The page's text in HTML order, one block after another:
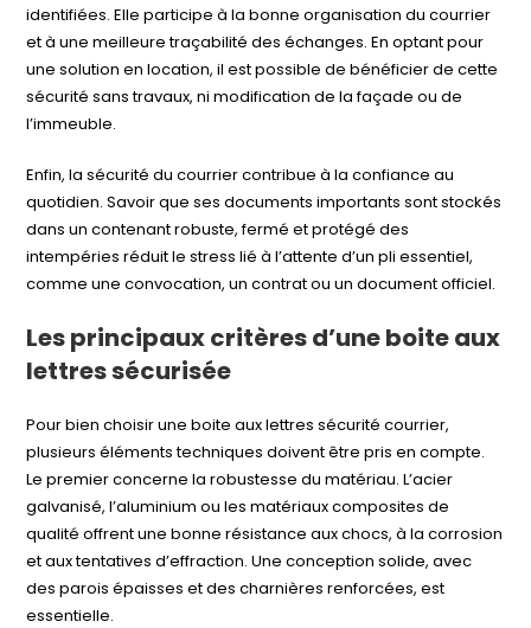
identifiées. Elle participe à la bonne organisation du courrier
et à une meilleure traçabilité des échanges. En optant pour
une solution en location, il est possible de bénéficier de cette
sécurité sans travaux, ni modification de la façade ou de
l’immeuble.
Enfin, la sécurité du courrier contribue à la confiance au
quotidien. Savoir que ses documents importants sont stockés
dans un contenant robuste, fermé et protégé des
intempéries réduit le stress lié à l’attente d’un pli essentiel,
comme une convocation, un contrat ou un document officiel.
Les principaux critères d’une boite aux
lettres sécurisée
Pour bien choisir une boite aux lettres sécurité courrier,
plusieurs éléments techniques doivent être pris en compte.
Le premier concerne la robustesse du matériau. L’acier
galvanisé, l’aluminium ou les matériaux composites de
qualité offrent une bonne résistance aux chocs, à la corrosion
et aux tentatives d’effraction. Une conception solide, avec
des parois épaisses et des charnières renforcées, est
essentielle.